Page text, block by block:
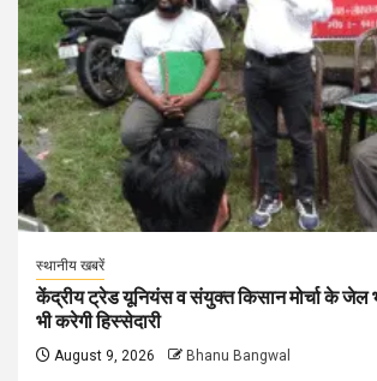
स्थानीय खबरें
केंद्रीय ट्रेड यूनियंस व संयुक्त किसान मोर्चा के जेल
भी करेगी हिस्सेदारी
August 9, 2026 Bhanu Bangwal